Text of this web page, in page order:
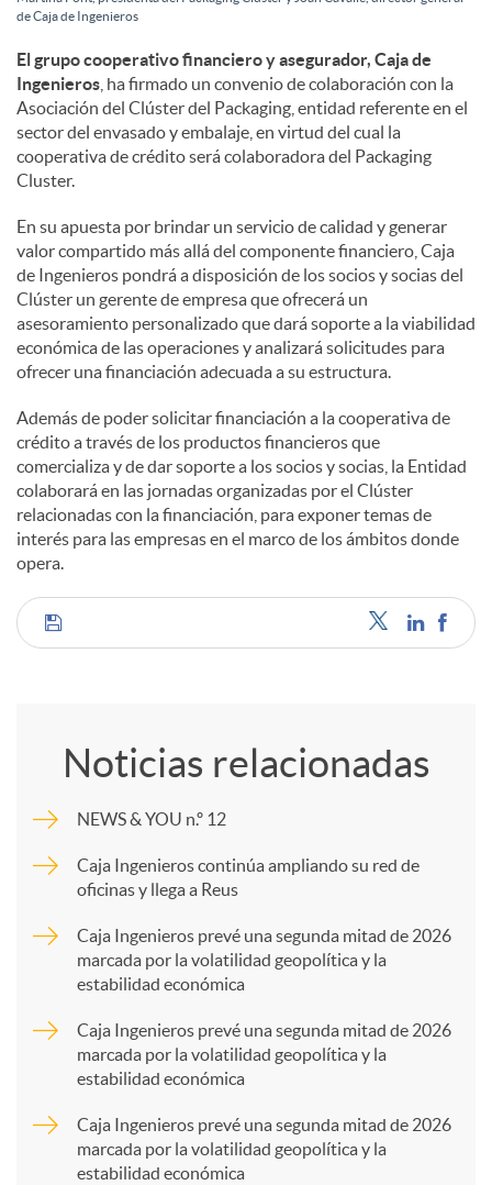
l
e
s
de Caja de Ingenieros
El grupo cooperativo financiero y asegurador, Caja de
Ingenieros , ha firmado un convenio de colaboración con la
Asociación del Clúster del Packaging, entidad referente en el
sector del envasado y embalaje, en virtud del cual la
cooperativa de crédito será colaboradora del Packaging
Cluster.
En su apuesta por brindar un servicio de calidad y generar
valor compartido más allá del componente financiero, Caja
de Ingenieros pondrá a disposición de los socios y socias del
Clúster un gerente de empresa que ofrecerá un
asesoramiento personalizado que dará soporte a la viabilidad
económica de las operaciones y analizará solicitudes para
ofrecer una financiación adecuada a su estructura.
Además de poder solicitar financiación a la cooperativa de
crédito a través de los productos financieros que
comercializa y de dar soporte a los socios y socias, la Entidad
colaborará en las jornadas organizadas por el Clúster
relacionadas con la financiación, para exponer temas de
interés para las empresas en el marco de los ámbitos donde
opera.
C
p
a
Noticias relacionadas
NEWS & YOU n.º 12
Caja Ingenieros continúa ampliando su red de
oficinas y llega a Reus
Caja Ingenieros prevé una segunda mitad de 2026
marcada por la volatilidad geopolítica y la
estabilidad económica
Caja Ingenieros prevé una segunda mitad de 2026
marcada por la volatilidad geopolítica y la
estabilidad económica
Caja Ingenieros prevé una segunda mitad de 2026
marcada por la volatilidad geopolítica y la
estabilidad económica